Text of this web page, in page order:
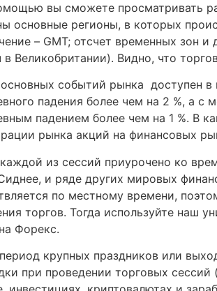
вы сможете просматривать
основные регионы, в которых
– GMT; отсчет временных зон
в Великобритании). Видно, что
событий рынка доступен
падения более чем на 2 %, а с
падением более чем на 1 %. В
рынка акций на финансовых
из сессий приурочено ко
и ряде других мировых
по местному времени,
торгов. Тогда используйте наш
Форекс.
крупных праздников или
при проведении торговых